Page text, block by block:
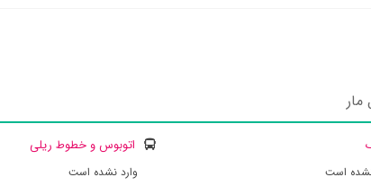
است
اتوبوس و خطوط ریلی
وارد نشده است